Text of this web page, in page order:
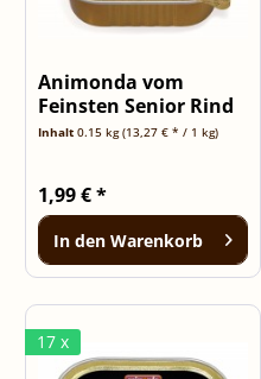
Animonda vom
Feinsten Senior Rind
& Geflügel -...
Inhalt 0.15 kg(13,27 € * / 1 kg)
1,99 € *
In den Warenkorb
17 x